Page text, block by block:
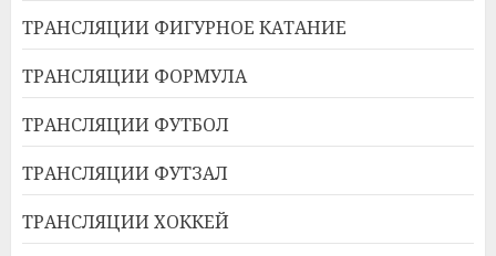
ТРАНСЛЯЦИИ ФИГУРНОЕ КАТАНИЕ
ТРАНСЛЯЦИИ ФОРМУЛА
ТРАНСЛЯЦИИ ФУТБОЛ
ТРАНСЛЯЦИИ ФУТЗАЛ
ТРАНСЛЯЦИИ ХОККЕЙ